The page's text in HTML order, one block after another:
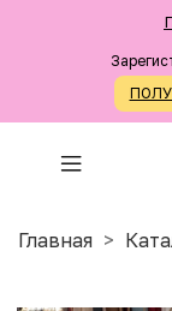
Главная